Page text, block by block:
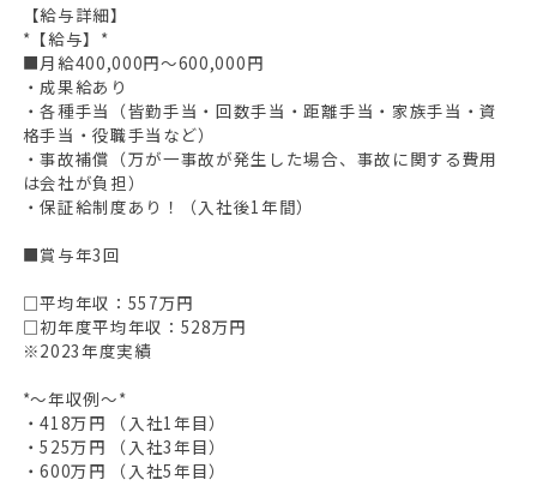
【給与詳細】
*【給与】*
■月給400,000円～600,000円
・成果給あり
・各種手当（皆勤手当・回数手当・距離手当・家族手当・資
格手当・役職手当など）
・事故補償（万が一事故が発生した場合、事故に関する費用
は会社が負担）
・保証給制度あり！（入社後1年間）
■賞与年3回
□平均年収：557万円
□初年度平均年収：528万円
※2023年度実績
*〜年収例〜*
・418万円 （入社1年目）
・525万円 （入社3年目）
・600万円 （入社5年目）